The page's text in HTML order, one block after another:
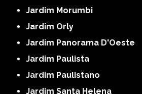
Jardim Morumbi
Jardim Orly
Jardim Panorama D'Oeste
Jardim Paulista
Jardim Paulistano
Jardim Santa Helena